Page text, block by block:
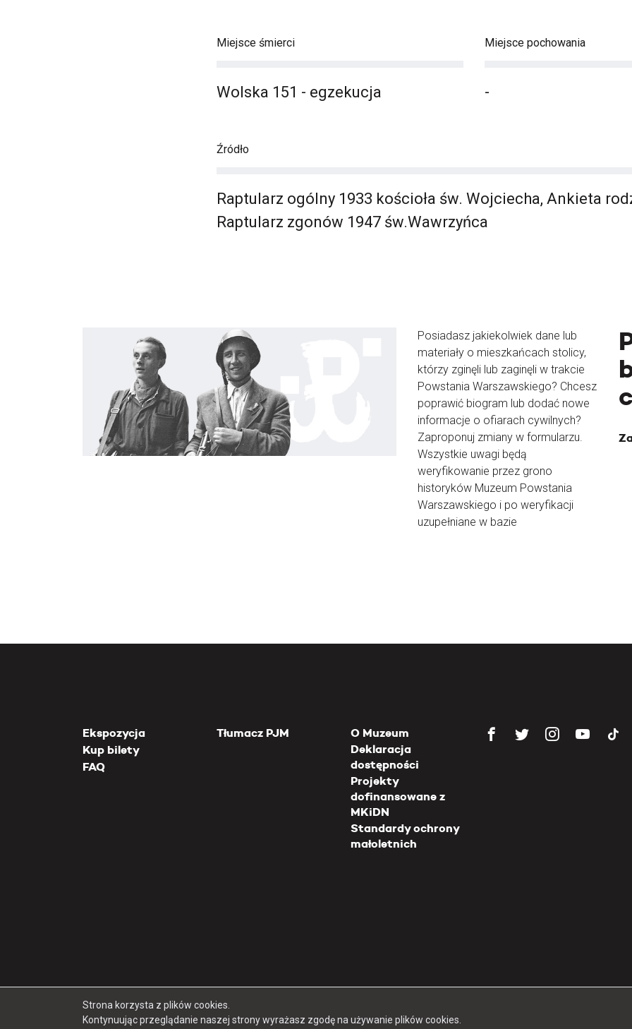
Miejsce śmierci
Wolska 151 - egzekucja
Miejsce pochowania
-
Źródło
Raptularz ogólny 1933 kościoła św. Wojciecha, Ankieta
Raptularz zgonów 1947 św.Wawrzyńca
Posiadasz jakiekolwiek dane lub
materiały o mieszkańcach stolicy,
którzy zginęli lub zaginęli w trakcie
Powstania Warszawskiego? Chcesz
poprawić biogram lub dodać nowe
informacje o ofiarach cywilnych?
Zaproponuj zmiany w formularzu.
Wszystkie uwagi będą
weryfikowanie przez grono
historyków Muzeum Powstania
Warszawskiego i po weryfikacji
uzupełniane w bazie
Ekspozycja
Kup bilety
FAQ
Tłumacz PJM
O Muzeum
Deklaracja
dostępności
Projekty
dofinansowane z
MKiDN
Standardy ochrony
małoletnich
Copyright 2026 Muzeum Powstania Warszawskiego
Strona korzysta z plików cookies.
Kontynuując przeglądanie naszej strony wyrażasz zgodę na używanie plików cookies.